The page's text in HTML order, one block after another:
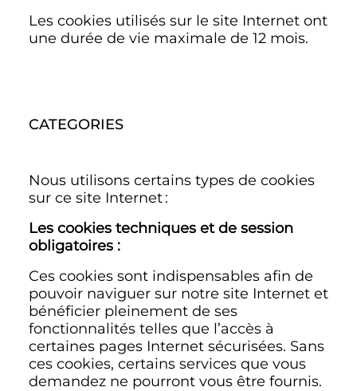
Les cookies utilisés sur le site Internet ont
une durée de vie maximale de 12 mois.
CATEGORIES
Nous utilisons certains types de cookies
sur ce site Internet :
Les cookies techniques et de session
obligatoires :
Ces cookies sont indispensables afin de
pouvoir naviguer sur notre site Internet et
bénéficier pleinement de ses
fonctionnalités telles que l’accès à
certaines pages Internet sécurisées. Sans
ces cookies, certains services que vous
demandez ne pourront vous être fournis.